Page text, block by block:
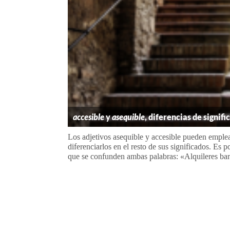
accesibleyasequible, diferencias de
Los adjetivos asequible y accesible pueden
diferenciarlos en el resto de sus significados. Es
que se confunden ambas palabras: «Alquileres